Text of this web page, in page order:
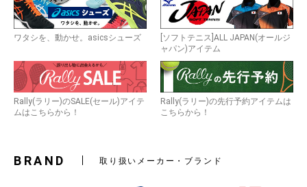
ワタシを、動かせ。asicsシューズ
[ソフトテニス]ALL JAPAN(オールジ
ャパン)アイテム
Rally(ラリー)のSALE(セール)アイテ
ムはこちらから！
Rally(ラリー)の先行予約アイテムは
こちらから！
BRAND 取り扱いメーカー・ブランド